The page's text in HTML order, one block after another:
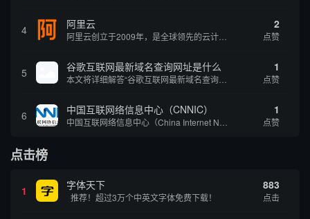
4 阿里云 2
点赞
5 谷歌互联网最新域名查询网址是什么 1
点赞
6 中国互联网络信息中心（CNNIC） 1
点赞
点击榜
1 字体天下
推荐！超过3万个中英文字体免费下载！
883
点击